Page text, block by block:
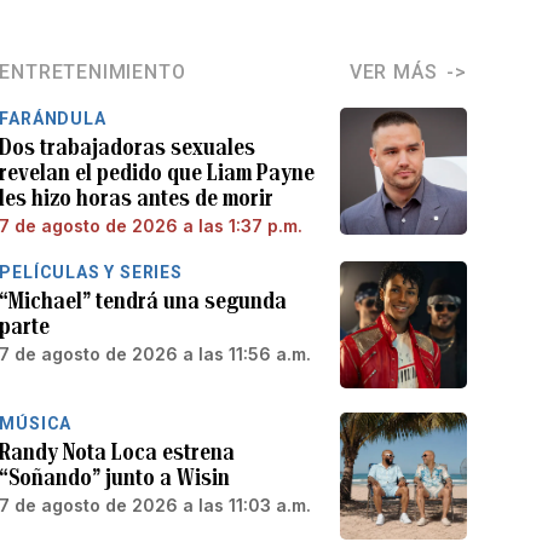
ENTRETENIMIENTO VER MÁS
FARÁNDULA
Dos trabajadoras sexuales
revelan el pedido que Liam Payne
les hizo horas antes de morir
7 de agosto de 2026 a las 1:37 p.m.
PELÍCULAS Y SERIES
“Michael” tendrá una segunda
parte
7 de agosto de 2026 a las 11:56 a.m.
MÚSICA
Randy Nota Loca estrena
“Soñando” junto a Wisin
7 de agosto de 2026 a las 11:03 a.m.